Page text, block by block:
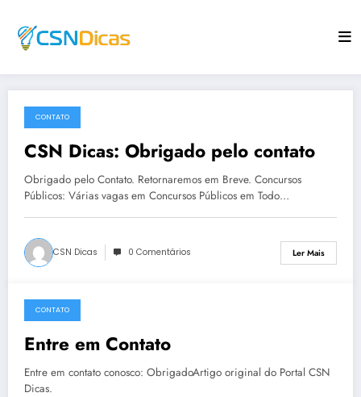
conteúdo
3 de Agosto, 2010
CONTATO
CSN Dicas: Obrigado pelo contato
Obrigado pelo Contato. Retornaremos em Breve. Concursos
Públicos: Várias vagas em Concursos Públicos em Todo…
CSN Dicas 0 Comentários Ler Mais
29 de Outubro, 2009
CONTATO
Entre em Contato
Entre em contato conosco: ObrigadoArtigo original do Portal CSN
Dicas.